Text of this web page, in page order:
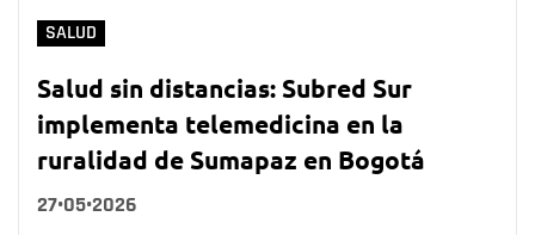
SALUD
Salud sin distancias: Subred Sur
implementa telemedicina en la
ruralidad de Sumapaz en Bogotá
27•05•2026